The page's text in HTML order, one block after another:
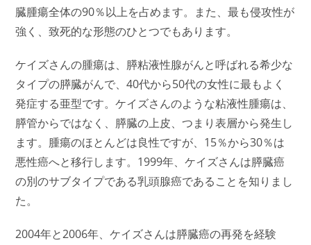
臓腫瘍全体の90％以上を占めます。また、最も侵攻性が
強く、致死的な形態のひとつでもあります。
ケイズさんの腫瘍は、膵粘液性腺がんと呼ばれる希少な
タイプの膵臓がんで、40代から50代の女性に最もよく
発症する亜型です。ケイズさんのような粘液性腫瘍は、
膵管からではなく、膵臓の上皮、つまり表層から発生し
ます。腫瘍のほとんどは良性ですが、15％から30％は
悪性癌へと移行します。1999年、ケイズさんは膵臓癌
の別のサブタイプである乳頭腺癌であることを知りまし
た。
2004年と2006年、ケイズさんは膵臓癌の再発を経験